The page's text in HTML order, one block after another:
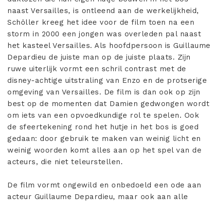
naast Versailles, is ontleend aan de werkelijkheid,
Schöller kreeg het idee voor de film toen na een
storm in 2000 een jongen was overleden pal naast
het kasteel Versailles. Als hoofdpersoon is Guillaume
Depardieu de juiste man op de juiste plaats. Zijn
ruwe uiterlijk vormt een schril contrast met de
disney-achtige uitstraling van Enzo en de protserige
omgeving van Versailles. De film is dan ook op zijn
best op de momenten dat Damien gedwongen wordt
om iets van een opvoedkundige rol te spelen. Ook
de sfeertekening rond het hutje in het bos is goed
gedaan: door gebruik te maken van weinig licht en
weinig woorden komt alles aan op het spel van de
acteurs, die niet teleurstellen.
De film vormt ongewild en onbedoeld een ode aan
acteur Guillaume Depardieu, maar ook aan alle